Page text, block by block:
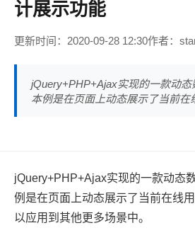
计展示功能
更新时间：2020-09-28 12:30作者：
jQuery+PHP+Ajax实现的一款动态
本例是在页面上动态展示了当前在
jQuery+PHP+Ajax实现的一款动态
例是在页面上动态展示了当前在线
以应用到其他更多场景中。